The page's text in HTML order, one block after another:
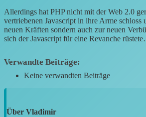
Allerdings hat PHP nicht mit der Web 2.0
vertriebenen Javascript in ihre Arme schloss
neuen Kräften sondern auch zur neuen
sich der Javascript für eine Revanche
Verwandte Beiträge:
Keine verwandten Beiträge
Über Vladimir